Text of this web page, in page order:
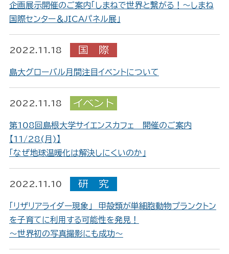
企画展示開催のご案内「しまねで世界と繋がる！～しまね
国際センター＆JICAパネル展」
2022.11.18
島大グローバル月間注目イベントについて
2022.11.18
第108回島根大学サイエンスカフェ 開催のご案内
【11/28(月)】
「なぜ地球温暖化は解決しにくいのか」
2022.11.10
「リザリアライダー現象」 甲殻類が単細胞動物プランクトン
を子育てに利用する可能性を発見！
～世界初の写真撮影にも成功～